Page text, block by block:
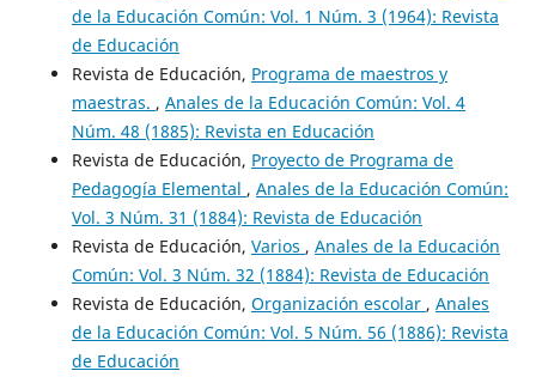
de la Educación Común: Vol. 1 Núm. 3 (1964): Revista
de Educación
Revista de Educación, Programa de maestros y
maestras. , Anales de la Educación Común: Vol. 4
Núm. 48 (1885): Revista en Educación
Revista de Educación, Proyecto de Programa de
Pedagogía Elemental , Anales de la Educación Común:
Vol. 3 Núm. 31 (1884): Revista de Educación
Revista de Educación, Varios , Anales de la Educación
Común: Vol. 3 Núm. 32 (1884): Revista de Educación
Revista de Educación, Organización escolar , Anales
de la Educación Común: Vol. 5 Núm. 56 (1886): Revista
de Educación